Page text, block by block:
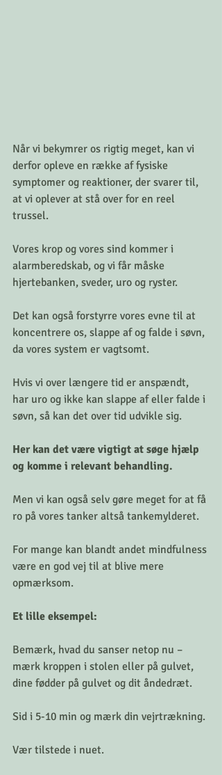
Når vi bekymrer os rigtig meget, kan vi
derfor opleve en række af fysiske
symptomer og reaktioner, der svarer til,
at vi oplever at stå over for en reel
trussel.
Vores krop og vores sind kommer i
alarmberedskab, og vi får måske
hjertebanken, sveder, uro og ryster.
Det kan også forstyrre vores evne til at
koncentrere os, slappe af og falde i søvn,
da vores system er vagtsomt.
Hvis vi over længere tid er anspændt,
har uro og ikke kan slappe af eller falde i
søvn, så kan det over tid udvikle sig.
Her kan det være vigtigt at søge hjælp
og komme i relevant behandling.
Men vi kan også selv gøre meget for at få
ro på vores tanker altså tankemylderet.
For mange kan blandt andet mindfulness
være en god vej til at blive mere
opmærksom.
Et lille eksempel:
Bemærk, hvad du sanser netop nu –
mærk kroppen i stolen eller på gulvet,
dine fødder på gulvet og dit åndedræt.
Sid i 5-10 min og mærk din vejrtrækning.
Vær tilstede i nuet.